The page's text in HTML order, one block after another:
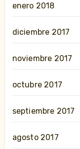
enero 2018
diciembre 2017
noviembre 2017
octubre 2017
septiembre 2017
agosto 2017